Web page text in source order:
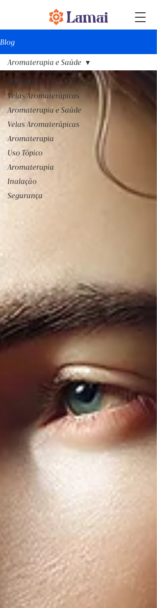
Blog
All Posts
Velas Aromaterápicas
Aromaterapia e Saúde
Velas Aromaterápicas
Aromaterapia
Uso Tópico
Aromaterapia
Inalação
Segurança
Aromaterapia e Saúde